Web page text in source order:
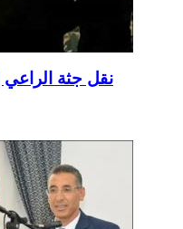
نقل جثة الراعي